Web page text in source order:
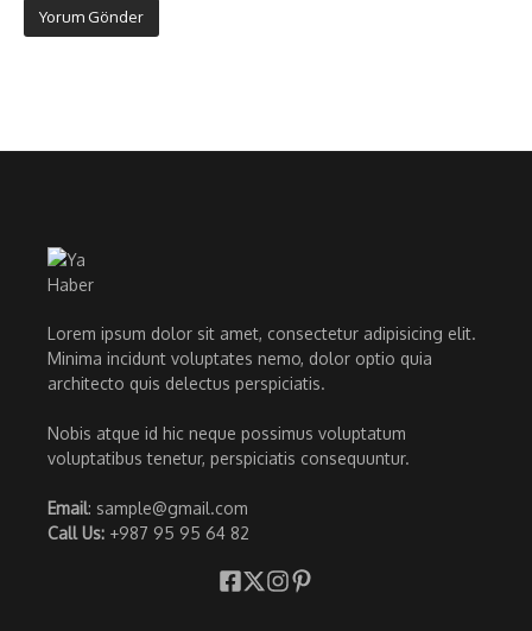
Lorem ipsum dolor sit amet, consectetur adipisicing elit.
Minima incidunt voluptates nemo, dolor optio quia
architecto quis delectus perspiciatis.
Nobis atque id hic neque possimus voluptatum
voluptatibus tenetur, perspiciatis consequuntur.
Email: sample@gmail.com
Call Us: +987 95 95 64 82